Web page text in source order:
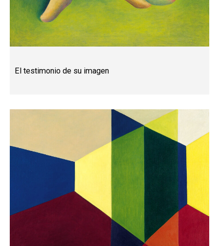
El testimonio de su imagen